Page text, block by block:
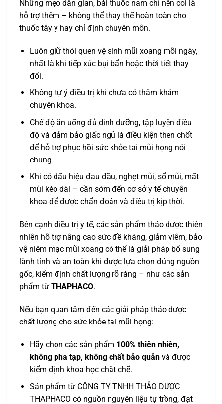
Những mẹo dân gian, bài thuốc nam chỉ nên coi là
hỗ trợ thêm – không thể thay thế hoàn toàn cho
thuốc tây y hay chỉ định chuyên môn.
Luôn giữ thói quen vệ sinh mũi xoang mỗi ngày,
nhất là khi tiếp xúc bụi bẩn hoặc thời tiết thay
đổi.
Không tự ý điều trị khi chưa có thăm khám
chuyên khoa.
Chế độ ăn uống đủ dinh dưỡng, tập luyện điều
độ và đảm bảo giấc ngủ là điều kiện then chốt
để hỗ trợ phục hồi sức khỏe tai mũi họng nói
chung.
Khi có dấu hiệu đau đầu, nghẹt mũi, sổ mũi, mất
mùi kéo dài – cần sớm đến cơ sở y tế chuyên
khoa để được chẩn đoán và điều trị kịp thời.
Bên cạnh điều trị y tế, các sản phẩm thảo dược thiên
nhiên hỗ trợ nâng cao sức đề kháng, giảm viêm, bảo
vệ niêm mạc mũi xoang có thể là giải pháp bổ sung
lành tính và an toàn khi được lựa chọn đúng nguồn
gốc, kiểm định chất lượng rõ ràng – như các sản
phẩm từ THAPHACO.
Nếu bạn quan tâm đến các giải pháp thảo dược
chất lượng cho sức khỏe tai mũi họng:
Hãy chọn các sản phẩm 100% thiên nhiên,
không pha tạp, không chất bảo quảnvà được
kiểm định khoa học chặt chẽ.
Sản phẩm từ CÔNG TY TNHH THẢO DƯỢC
THAPHACO có nguồn nguyên liệu tự trồng, đạt